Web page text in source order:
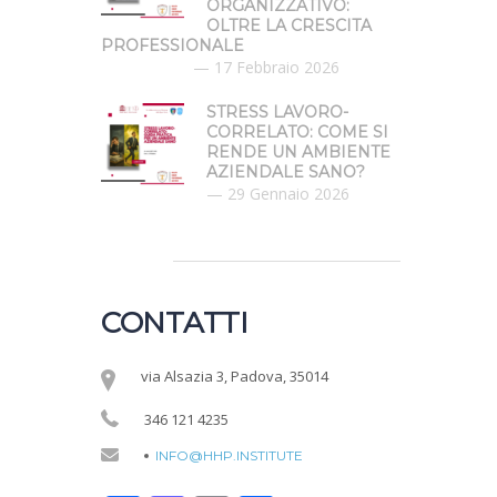
ORGANIZZATIVO:
OLTRE LA CRESCITA
PROFESSIONALE
17 Febbraio 2026
STRESS LAVORO-
CORRELATO: COME SI
RENDE UN AMBIENTE
AZIENDALE SANO?
29 Gennaio 2026
CONTATTI
via Alsazia 3, Padova, 35014
346 121 4235
INFO@HHP.INSTITUTE